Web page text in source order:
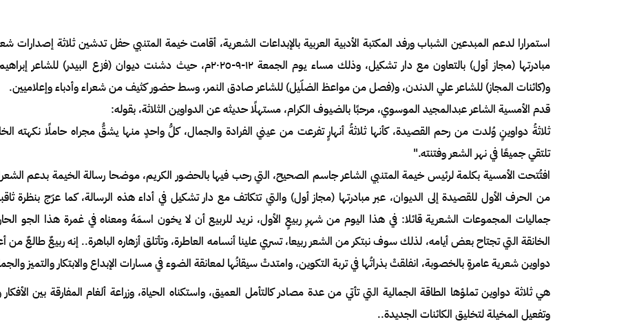
استمرارا لدعم المبدعين الشباب ورفد المكتبة الأدبية العربية بالإبداعات الشعرية، أقامت خيمة المتنبي حفل تدشين ثلاثة
مبادرتها (مجاز أول) بالتعاون مع دار تشكيل، وذلك مساء يوم الجمعة ١٢-٩-٢٠٢٥م، حيث دشنت ديوان (فزع البيدر)
و(كائنات المجاز) للشاعر علي الدندن، و(فصل من مواعظ الضلّيل) للشاعر صادق النمر، وسط حضور كثيف من شعراء وأدباء وإعلاميين.
قدم الأمسية الشاعر عبدالمجيد الموسوي، مرحبًا بالضيوف الكرام، مستهلًا حديثه عن الدواوين الثلاثة، بقوله:
ثلاثةُ دواوينٍ وُلدت من رحم القصيدة، كأنها ثلاثةُ أنهارٍ تفرعت من عيني الفرادة والجمال، كلُّ واحدٍ منها يشقُّ مجراه حاملًا نكهته
تلتقي جميعًا في نهر الشعر وفتنته."
افتُتحت الأمسية بكلمة لرئيس خيمة المتنبي الشاعر جاسم الصحيح، التي رحب فيها بالحضور الكريم، موضحا رسالة الخيمة بدعم
من الحرف الأول للقصيدة إلى الديوان، عبر مبادرتها (مجاز أول) والتي تتكاتف مع دار تشكيل في أداء هذه الرسالة، كما عرّج بنظرة
جماليات المجموعات الشعرية قائلا: في هذا اليوم من شهرِ ربيعٍ الأول، نريد للربيع أن لا يخون اسمَهُ ومعناه في غمرة هذا الجو
الخانقة التي تجتاح بعض أيامه، لذلك سوف نبتكر من الشعر ربيعا، تسري علينا أنسامه العاطرة، وتأتلق أزهاره الباهرة.. إنه ربيعٌ طالعٌ من
دواوين شعرية عامرةٍ بالخصوبة، انفلقتْ بذراتُها في تربة التكوين، وامتدتْ سيقانُها لمعانقة الضوء في مسارات الإبداع والابتكار والتميز
هي ثلاثة دواوين تملؤها الطاقة الجمالية التي تأتي من عدة مصادر كالتأمل العميق، واستكناه الحياة، وزراعة ألغام المفارقة بين الأفكار
وتفعيل المخيلة لتخليق الكائنات الجديدة..